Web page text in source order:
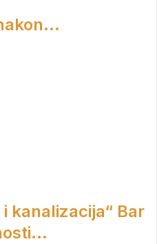
i kanalizacija“ Bar